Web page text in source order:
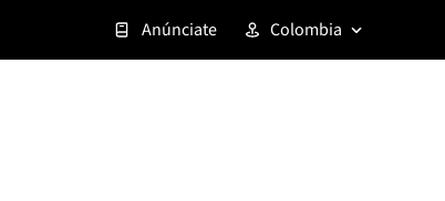
Anúnciate Colombia